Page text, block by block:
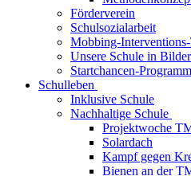
Förderverein
Schulsozialarbeit
Mobbing-
Unsere Schule in
Startchancen-Programm
Schulleben
Inklusive Schule
Nachhaltige Schule
Projektwoche
Solardach
Kampf gegen
Bienen an der